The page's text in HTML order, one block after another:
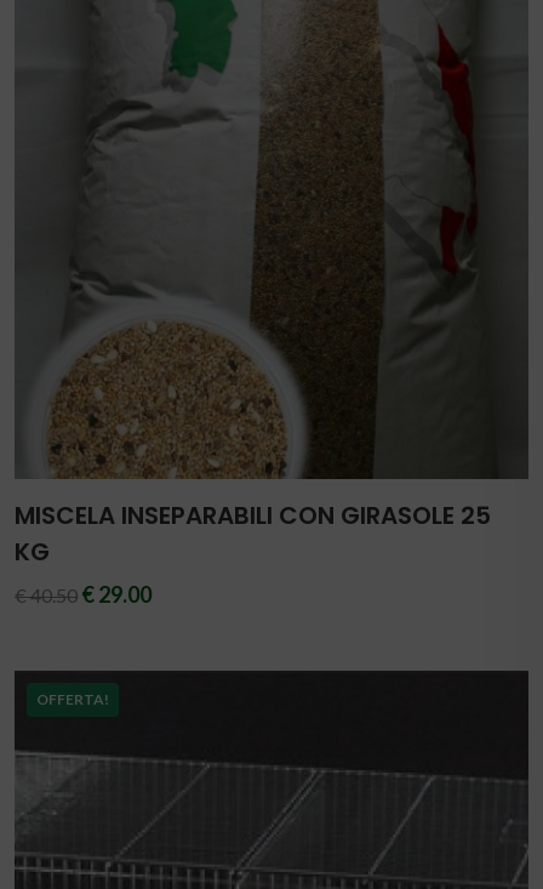
MISCELA INSEPARABILI CON GIRASOLE 25
KG
€ 40.50 € 29.00
OFFERTA!